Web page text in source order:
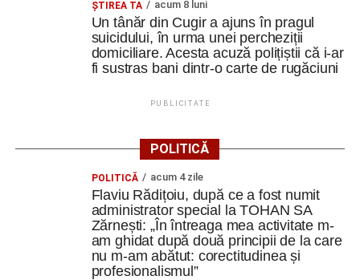
ȘTIREA TA acum 8 luni
Un tânăr din Cugir a ajuns în pragul
suicidului, în urma unei percheziții
domiciliare. Acesta acuză polițiștii că i-ar
fi sustras bani dintr-o carte de rugăciuni
PUBLICITATE
POLITICĂ
POLITICĂ acum 4 zile
Flaviu Rădițoiu, după ce a fost numit
administrator special la TOHAN SA
Zărnești: „În întreaga mea activitate m-
am ghidat după două principii de la care
nu m-am abătut: corectitudinea și
profesionalismul”